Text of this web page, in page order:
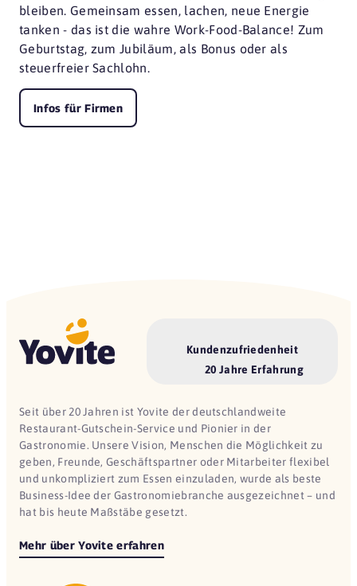
bleiben. Gemeinsam essen, lachen, neue Energie
tanken - das ist die wahre Work-Food-Balance! Zum
Geburtstag, zum Jubiläum, als Bonus oder als
steuerfreier Sachlohn.
Infos für Firmen
Kundenzufriedenheit
20 Jahre Erfahrung
Seit über 20 Jahren ist Yovite der deutschlandweite
Restaurant-Gutschein-Service und Pionier in der
Gastronomie. Unsere Vision, Menschen die Möglichkeit zu
geben, Freunde, Geschäftspartner oder Mitarbeiter flexibel
und unkompliziert zum Essen einzuladen, wurde als beste
Business-Idee der Gastronomiebranche ausgezeichnet – und
hat bis heute Maßstäbe gesetzt.
Mehr über Yovite erfahren